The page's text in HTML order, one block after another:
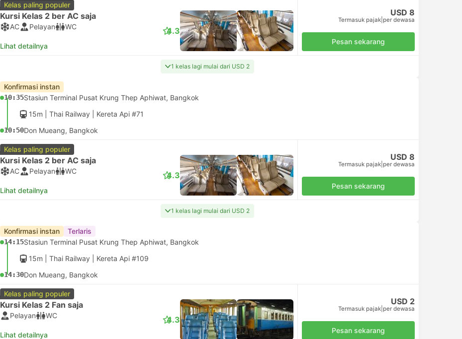
Kelas paling populer
Kursi Kelas 2 ber AC saja
AC Pelayan WC
Lihat detailnya
4.3
USD 8
Termasuk pajak per dewasa
Pesan sekarang
1 kelas lagi mulai dari USD 2
Konfirmasi instan
10:35Stasiun Terminal Pusat Krung Thep Aphiwat, Bangkok
15m | Thai Railway Kereta Api #71
10:50Don Mueang, Bangkok
Kelas paling populer
Kursi Kelas 2 ber AC saja
AC Pelayan WC
Lihat detailnya
4.3
USD 8
Termasuk pajak per dewasa
Pesan sekarang
1 kelas lagi mulai dari USD 2
Konfirmasi instan Terlaris
14:15Stasiun Terminal Pusat Krung Thep Aphiwat, Bangkok
15m | Thai Railway Kereta Api #109
14:30Don Mueang, Bangkok
Kelas paling populer
Kursi Kelas 2 Fan saja
Pelayan WC
Lihat detailnya
4.3
USD 2
Termasuk pajak per dewasa
Pesan sekarang